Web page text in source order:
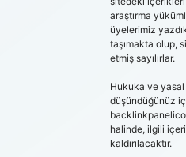
araştırma
üyelerimiz
taşımakta olup,
etmiş sayılırlar.
Hukuka ve yasal
düşündüğünüz
halinde, ilgili
kaldırılacaktır.